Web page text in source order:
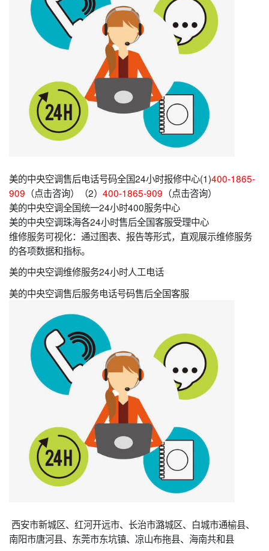
美的中央空调售后电话号码全国24小时报修中心(1)400-1865-
909 （点击咨询）（2） 400-1865-909 （点击咨询）
美的中央空调全国统一24小时400服务中心
美的中央空调珠海各24小时售后全国客服受理中心
维修服务可视化：通过图表、报告等形式，直观展示维修服务
的各项数据和指标。
美的中央空调维修服务24小时人工电话
美的中央空调售后服务电话号码售后全国客服
西安市新城区、红河开远市、长治市潞城区、白城市通榆县、
南阳市唐河县、东莞市东坑镇、凉山布拖县、海南共和县